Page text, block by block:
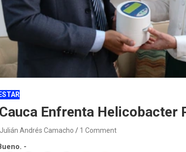
Enfrenta Helicobacter
Julián Andrés Camacho 1 Comment
-